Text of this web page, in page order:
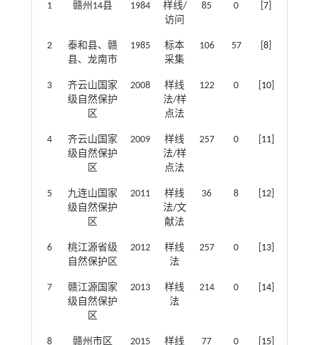
1 赣州14县 1984
样线/
访问
85 0 [7
2
泰和县、赣
县、龙南市
1985
标本
采集
106 57 [8
3
齐云山国家
级自然保护
区
2008
样线
法/样
点法
122 0 10]
4
齐云山国家
级自然保护
区
2009
样线
法/样
点法
257 0 11]
5
九连山国家
级自然保护
区
2011
样线
法/文
献法
36 8 12]
6
桃江源省级
自然保护区
2012
样线
法
257 0 13]
7
赣江源国家
级自然保护
区
2013
样线
法
214 0 14]
8 赣州市区 2015
样线
77 0 15]